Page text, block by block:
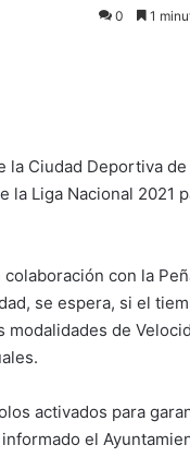
0 1
la Ciudad Deportiva de
la Liga Nacional 2021
con la
se espera, si el
de
activados para
el